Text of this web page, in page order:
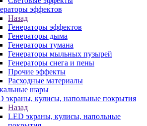
эффектов
Назад
Генераторы эффектов
Генераторы дыма
Генераторы тумана
Генераторы мыльных пузырей
Генераторы снега и пены
Прочие эффекты
Расходные материалы
шары
экраны, кулисы, напольные покрытия
Назад
LED экраны, кулисы, напольные